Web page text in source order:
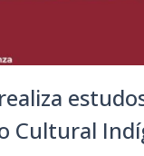
Cultural